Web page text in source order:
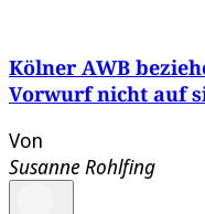
Kölner AWB
Vorwurf nicht auf
Von
Susanne Rohlfing